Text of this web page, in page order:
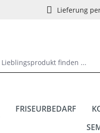
Lieferung
FRISEURBEDARF